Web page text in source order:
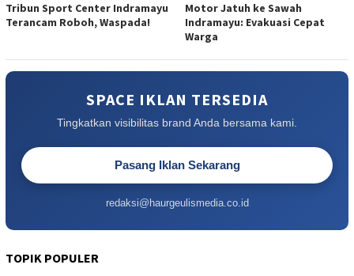
Tribun Sport Center Indramayu
Terancam Roboh, Waspada!
Motor Jatuh ke Sawah
Indramayu: Evakuasi Cepat
Warga
SPACE IKLAN TERSEDIA
Tingkatkan visibilitas brand Anda bersama kami.
Pasang Iklan Sekarang
redaksi@haurgeulismedia.co.id
TOPIK POPULER